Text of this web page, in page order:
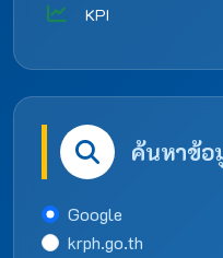
KPI
ค้นหาข้อ
Google
krph.go.th